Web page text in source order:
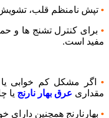
• تپش نامنظم قلب،
• برای کنترل تشنج ها و
مفید است.
•
اگر مشکل کم خوابی یا
مقداری عرق بهار نارنج یا
• بهارنارنج همچنین